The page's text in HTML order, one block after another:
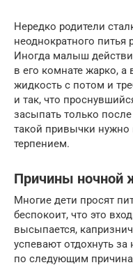
Нередко родители
неоднократного
Иногда малыш
в его комнате жарко, а
жидкость с потом и
и так, что
засыпать только
такой привычки нужно
терпением.
Причины
Многие дети просят
беспокоит, что это
высыпается,
успевают отдохнуть
по следующим